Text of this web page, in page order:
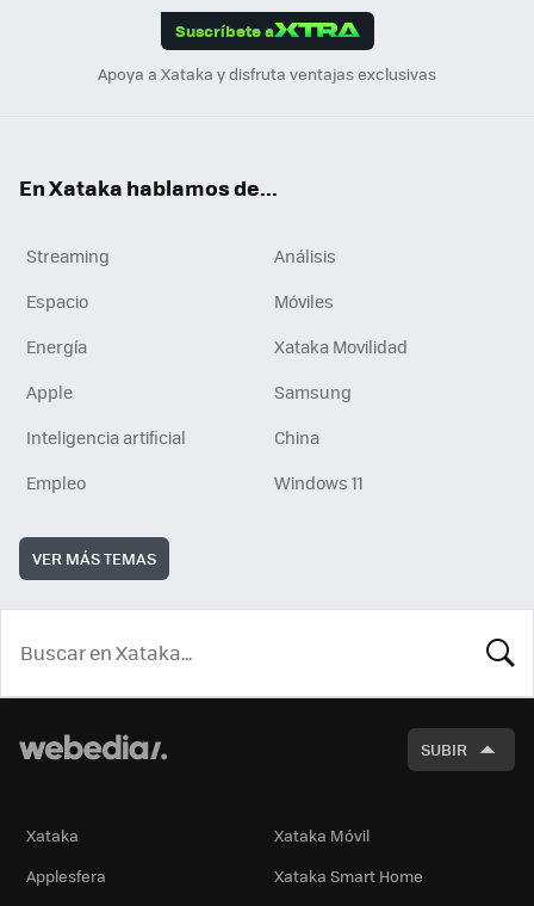
Suscríbete a
Apoya a Xataka y disfruta ventajas exclusivas
En Xataka hablamos de...
Streaming
Análisis
Espacio
Móviles
Energía
Xataka Movilidad
Apple
Samsung
Inteligencia artificial
China
Empleo
Windows 11
VER MÁS TEMAS
SUBIR
Xataka
Xataka Móvil
Applesfera
Xataka Smart Home